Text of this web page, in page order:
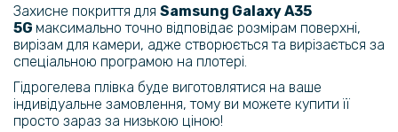
429 грн
Чохол книжка Epik Tayler для Samsung Galaxy S23 FE
299 грн
Захисне покриття для Samsung GalaxyA35
5G максимально точно відповідає розмірам поверхні,
вирізам для камери, адже створюється та вирізається за
спеціальною програмою на плотері.
Гідрогелева плівка буде виготовлятися на ваше
індивідуальне замовлення, тому ви можете купити її
просто зараз за низькою ціною!